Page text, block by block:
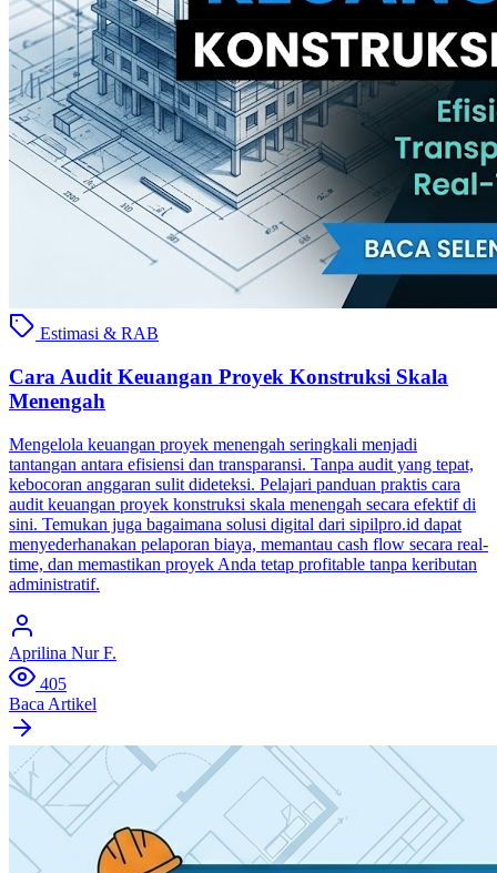
Estimasi & RAB
Cara Audit Keuangan Proyek Konstruksi Skala
Menengah
Mengelola keuangan proyek menengah seringkali menjadi
tantangan antara efisiensi dan transparansi. Tanpa audit yang tepat,
kebocoran anggaran sulit dideteksi. Pelajari panduan praktis cara
audit keuangan proyek konstruksi skala menengah secara efektif di
sini. Temukan juga bagaimana solusi digital dari sipilpro.id dapat
menyederhanakan pelaporan biaya, memantau cash flow secara real-
time, dan memastikan proyek Anda tetap profitable tanpa keributan
administratif.
Aprilina Nur F.
405
Baca Artikel